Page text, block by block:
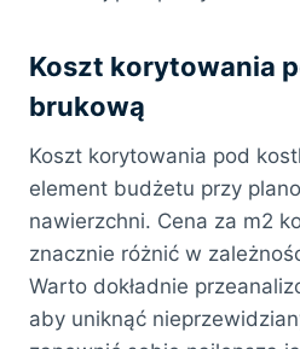
Koszt korytowania
brukową
Koszt korytowania pod
element budżetu przy
nawierzchni. Cena za m2
znacznie różnić w
Warto dokładnie
aby uniknąć